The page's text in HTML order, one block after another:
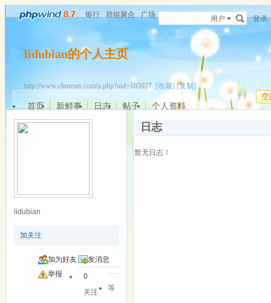
银行 群组聚合 广场 用户 登录
lidubian的个人主页
http://www.chnteam.com/u.php?uid=165927 [收藏] [复制]
空
首页 新鲜事 日志 帖子 个人资料
lidubian
加关注
加为好友
发消息
举报
0
关注
等
日志
暂无日志！